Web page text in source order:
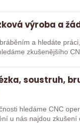
výroba a
a hledáte
zkušenějšího
soustruh,
hledáme CNC
u nás najdou